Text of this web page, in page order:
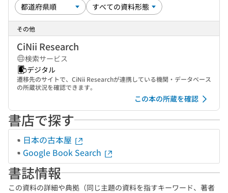
その他
CiNii Research
検索サービス
デジタル
遷移先のサイトで、CiNii Researchが連携している機関・データベース
の所蔵状況を確認できます。
この本の所蔵を確認
書店で探す
日本の古本屋
Google Book Search
書誌情報
この資料の詳細や典拠（同じ主題の資料を指すキーワード、著者